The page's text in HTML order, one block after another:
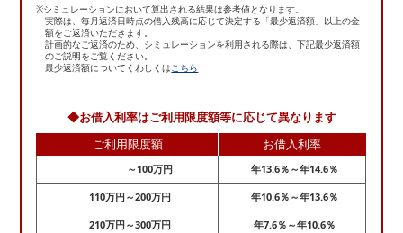
※シミュレーションにおいて算出される結果は参考値となります。
実際は、毎月返済日時点の借入残高に応じて決定する「最少返済額」以上の金
額をご返済いただきます。
計画的なご返済のため、 シミュレーションを利用される際は、下記最少返済額
のご説明をご覧ください。
最少返済額についてくわしくはこちら
◆お借入利率はご利用限度額等に応じて異なります
ご利用限度額
お借入利率
～100万円 年13.6％～年14.6％
110万円～200万円 年10.6％～年13.6％
210万円～300万円 年7.6％～年10.6％